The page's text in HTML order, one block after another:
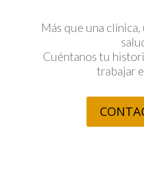
Más que una
Cuéntanos tu
trabajar